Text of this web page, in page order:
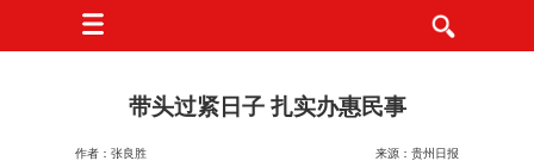
带头过紧日子 扎实办惠民事
作者：张良胜 来源：贵州日报